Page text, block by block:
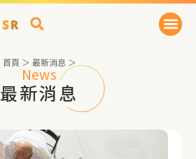
News
最新消息
首頁 ＞ 最新消息 ＞